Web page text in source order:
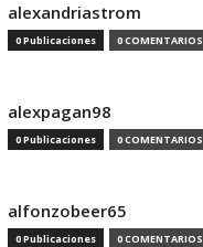
alexandriastrom
0 Publicaciones 0 COMENTARIOS
alexpagan98
0 Publicaciones 0 COMENTARIOS
alfonzobeer65
0 Publicaciones 0 COMENTARIOS